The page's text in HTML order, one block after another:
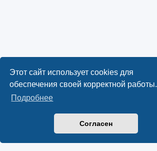
Этот сайт использует cookies для
обеспечения своей корректной работы.
Подробнее
Согласен